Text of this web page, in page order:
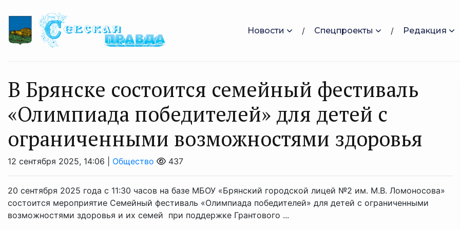
Новости Спецпроекты Редакция
В Брянске состоится семейный фестиваль
«Олимпиада победителей» для детей с
ограниченными возможностями здоровья
12 сентября 2025, 14:06 | Общество 437
20 сентября 2025 года с 11:30 часов на базе МБОУ «Брянский городской лицей №2 им. М.В. Ломоносова»
состоится мероприятие Семейный фестиваль «Олимпиада победителей» для детей с ограниченными
возможностями здоровья и их семей при поддержке Грантового ...